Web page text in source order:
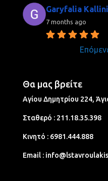
Garyfalia
7 months ago
Θα μας βρείτε
Αγίου Δημητρίου 224,
Σταθερό : 211.18.35.398
Κινητό : 6981.444.888
Email :